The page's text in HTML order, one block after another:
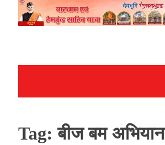
Tag:बीज बम अभियान